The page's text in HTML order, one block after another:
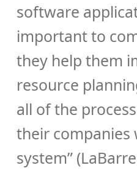
software
important to
they help them
resource
all of the
their companies
system”